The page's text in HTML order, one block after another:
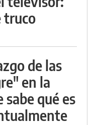
truco
de las
en la
qué es